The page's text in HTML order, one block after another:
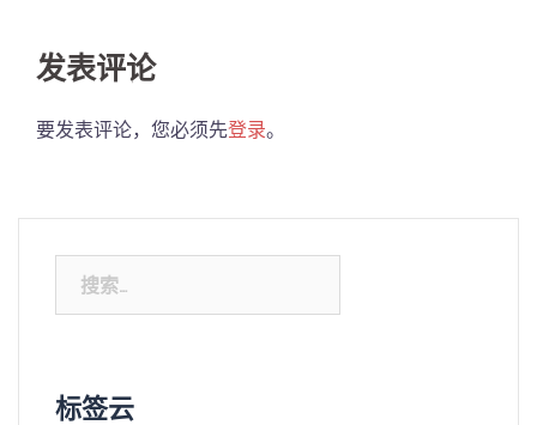
发表评论
要发表评论，您必须先登录。
索：
标签云